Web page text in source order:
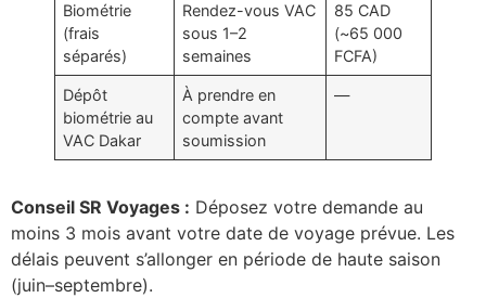
Biométrie
(frais
séparés)
Rendez-vous VAC
sous 1–2
semaines
85 CAD
(~65 000
FCFA)
Dépôt
biométrie au
VAC Dakar
À prendre en
compte avant
soumission
—
Conseil SR Voyages : Déposez votre demande au
moins 3 mois avant votre date de voyage prévue. Les
délais peuvent s’allonger en période de haute saison
(juin–septembre).